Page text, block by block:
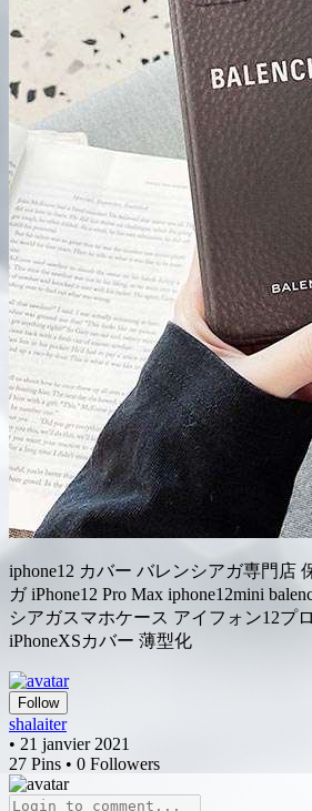
iphone12 カバー バレンシアガ専門店
ガ iPhone12 Pro Max iphone12mini
シアガスマホケース アイフォン12プ
iPhoneXSカバー 薄型化
Follow
shalaiter
• 21 janvier 2021
27 Pins • 0 Followers